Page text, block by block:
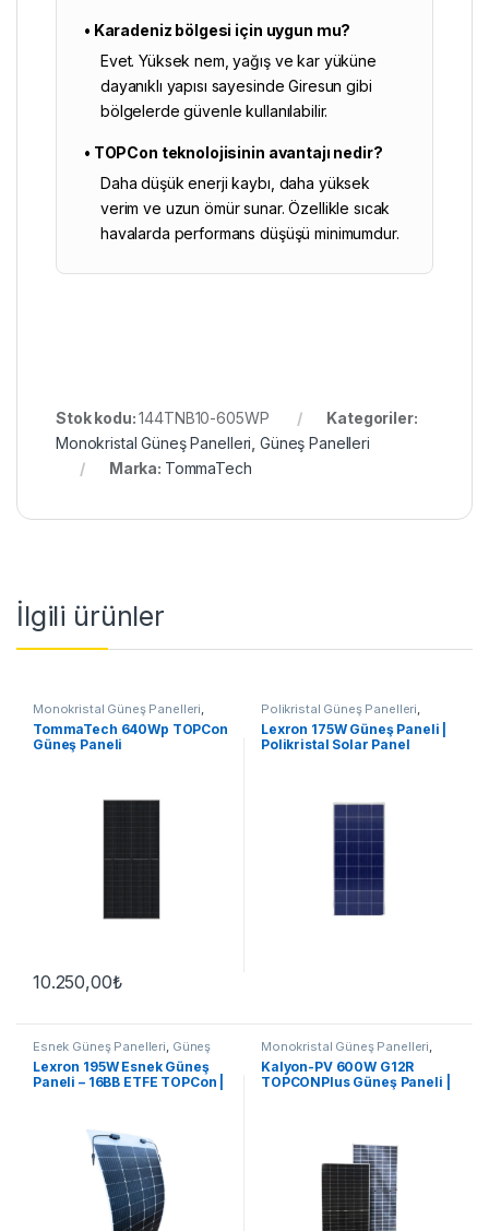
• Karadeniz bölgesi için uygun mu?
Evet. Yüksek nem, yağış ve kar yüküne
dayanıklı yapısı sayesinde Giresun gibi
bölgelerde güvenle kullanılabilir.
• TOPCon teknolojisinin avantajı nedir?
Daha düşük enerji kaybı, daha yüksek
verim ve uzun ömür sunar. Özellikle sıcak
havalarda performans düşüşü minimumdur.
Stok kodu:144TNB10-605WP
Kategoriler:
Monokristal Güneş Panelleri Güneş Panelleri
Marka: TommaTech
İlgili ürünler
Monokristal Güneş Panelleri,
Güneş Panelleri
TommaTech 640Wp TOPCon
Güneş Paneli
10.250,00₺
Polikristal Güneş Panelleri,
Güneş Panelleri
Lexron 175W Güneş Paneli |
Polikristal Solar Panel
Esnek Güneş Panelleri Güneş
Lexron 195W Esnek Güneş
Paneli – 16BB ETFE TOPCon |
Monokristal Güneş Panelleri
Kalyon-PV 600W G12R
TOPCONPlus Güneş Paneli |